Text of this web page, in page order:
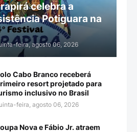
celebra a
Potiguara na
feira, agosto 06, 2026
Cabo Branco receberá
resort projetado para
inclusivo no Brasil
feira, agosto 06, 2026
Nova e Fábio Jr. atraem